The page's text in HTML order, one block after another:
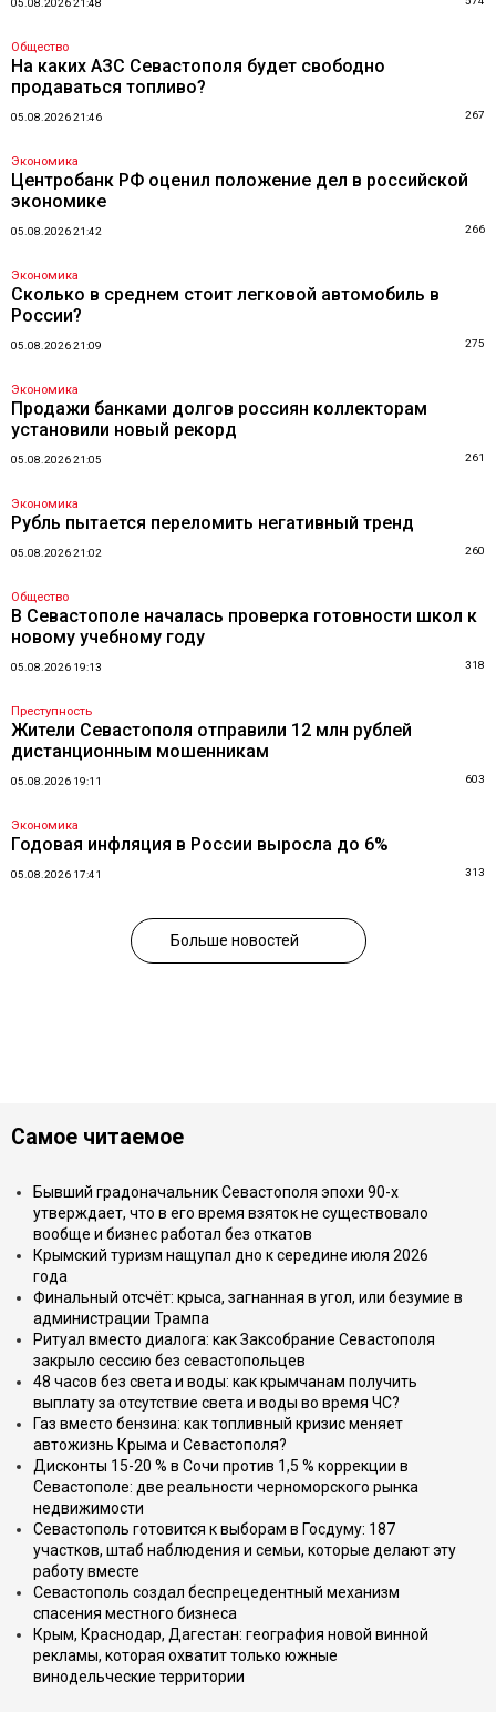
05.08.2026 21:48
Общество
На каких АЗС Севастополя будет свободно
продаваться топливо?
05.08.2026 21:46 267
Экономика
Центробанк РФ оценил положение дел в российской
экономике
05.08.2026 21:42 266
Экономика
Сколько в среднем стоит легковой автомобиль в
России?
05.08.2026 21:09 275
Экономика
Продажи банками долгов россиян коллекторам
установили новый рекорд
05.08.2026 21:05 261
Экономика
Рубль пытается переломить негативный тренд
05.08.2026 21:02 260
Общество
В Севастополе началась проверка готовности школ к
новому учебному году
05.08.2026 19:13 318
Преступность
Жители Севастополя отправили 12 млн рублей
дистанционным мошенникам
05.08.2026 19:11 603
Экономика
Годовая инфляция в России выросла до 6%
05.08.2026 17:41 313
Больше новостей
Самое читаемое
Бывший градоначальник Севастополя эпохи 90-х
утверждает, что в его время взяток не существовало
вообще и бизнес работал без откатов
Крымский туризм нащупал дно к середине июля 2026
года
Финальный отсчёт: крыса, загнанная в угол, или безумие в
администрации Трампа
Ритуал вместо диалога: как Заксобрание Севастополя
закрыло сессию без севастопольцев
48 часов без света и воды: как крымчанам получить
выплату за отсутствие света и воды во время ЧС?
Газ вместо бензина: как топливный кризис меняет
автожизнь Крыма и Севастополя?
Дисконты 15-20 % в Сочи против 1,5 % коррекции в
Севастополе: две реальности черноморского рынка
недвижимости
Севастополь готовится к выборам в Госдуму: 187
участков, штаб наблюдения и семьи, которые делают эту
работу вместе
Севастополь создал беспрецедентный механизм
спасения местного бизнеса
Крым, Краснодар, Дагестан: география новой винной
рекламы, которая охватит только южные
винодельческие территории